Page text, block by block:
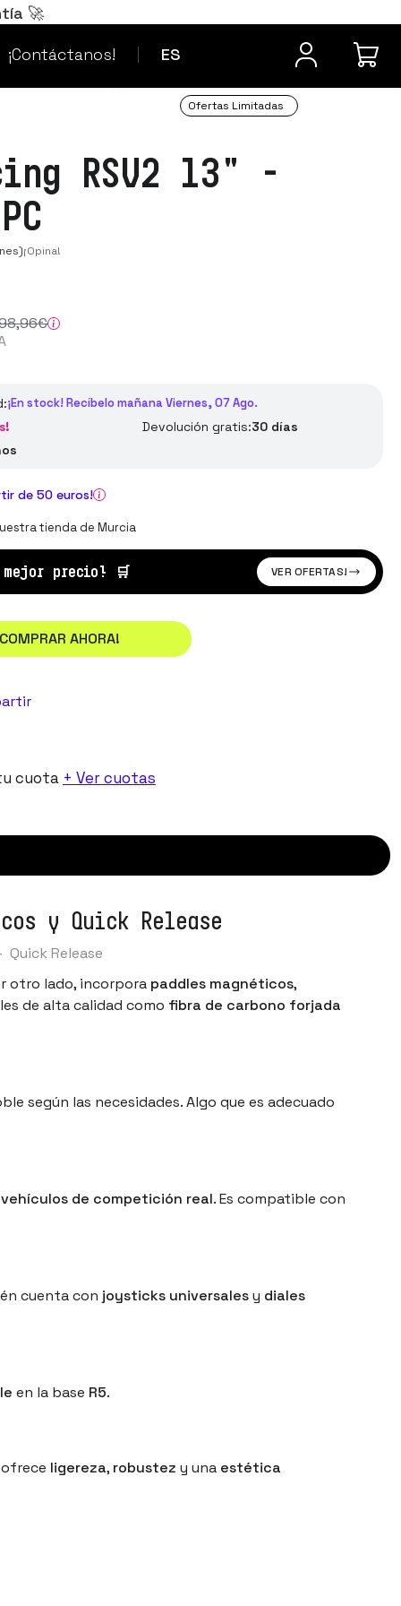
🚀
ES
¡Contáctanos!
¿Dudas? Contacta
Ofertas Limitadas
RSV2 13" -
¡Opina!
,96€
¡En stock! Recíbelo mañana Viernes, 07 Ago.
Devolución gratis:30 días
de 50 euros!
tienda de Murcia
precio! 🛒 VER OFERTAS!
AHORA!
cuota + Ver cuotas
y Quick Release
Quick Release
otro lado, incorpora paddles magnéticos,
de alta calidad como fibra de carbono forjada
según las necesidades. Algo que es adecuado
vehículos de competición real. Es compatible con
cuenta con joysticks universalesy diales
en la base R5.
ligereza, robustez y una estética